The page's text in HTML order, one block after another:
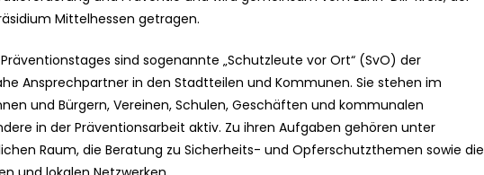
Mittelhessen getragen.
sind sogenannte „Schutzleute vor Ort“ (SvO) der
Ansprechpartner in den Stadtteilen und Kommunen. Sie stehen im
und Bürgern, Vereinen, Schulen, Geschäften und kommunalen
in der Präventionsarbeit aktiv. Zu ihren Aufgaben gehören unter
Raum, die Beratung zu Sicherheits- und Opferschutzthemen sowie die